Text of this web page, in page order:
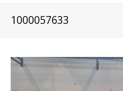
1000057633